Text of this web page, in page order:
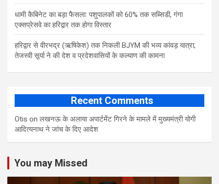
​धामी कैबिनेट का बड़ा फैसला: पशुपालकों को 60% तक सब्सिडी, गंगा
एक्सप्रेसवे का हरिद्वार तक होगा विस्तार
​हरिद्वार से वीरभद्र (ऋषिकेश) तक निकली BJYM की भव्य कांवड़ यात्रा;
तेजस्वी सूर्या ने की देश व प्रदेशवासियों के कल्याण की कामना
Recent Comments
Otis onलखनऊ के अलाया अपार्टमेंट गिरने के मामले में मुख्‍यमंत्री योगी
आद‍ित्‍यनाथ ने जांच के द‍िए आदेश
You may Missed